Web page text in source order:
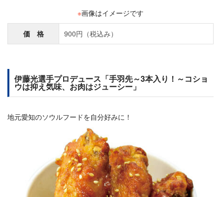
※画像はイメージです
価 格 900円（税込み）
伊藤光選手プロデュース「手羽先～3本入り！～コショ
ウは抑え気味、お肉はジューシー」
地元愛知のソウルフードを自分好みに！